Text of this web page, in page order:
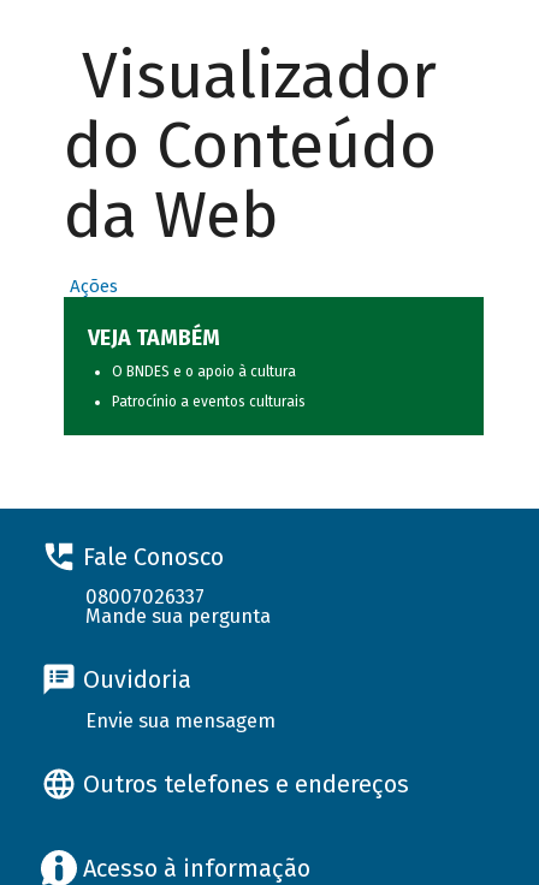
Visualizador
do Conteúdo
da Web
Ações
VEJA TAMBÉM
O BNDES e o apoio à cultura
Patrocínio a eventos culturais
Fale Conosco
08007026337
Mande sua pergunta
Ouvidoria
Envie sua mensagem
Outros telefones e endereços
Acesso à informação